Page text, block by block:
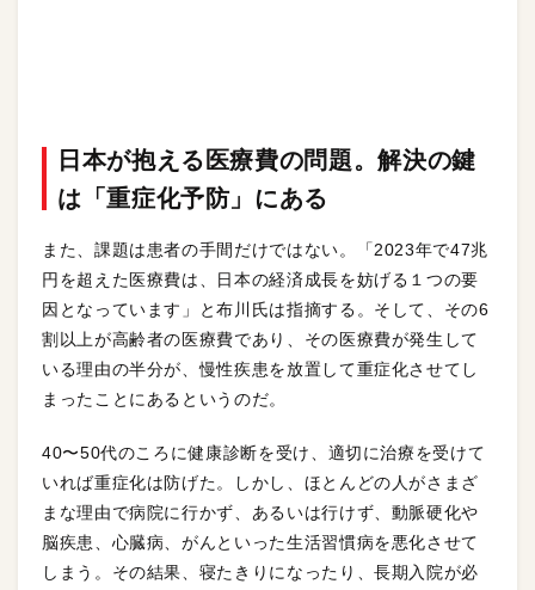
日本が抱える医療費の問題。解決の鍵
は「重症化予防」にある
また、課題は患者の手間だけではない。「2023年で47兆
円を超えた医療費は、日本の経済成長を妨げる１つの要
因となっています」と布川氏は指摘する。そして、その6
割以上が高齢者の医療費であり、その医療費が発生して
いる理由の半分が、慢性疾患を放置して重症化させてし
まったことにあるというのだ。
40〜50代のころに健康診断を受け、適切に治療を受けて
いれば重症化は防げた。しかし、ほとんどの人がさまざ
まな理由で病院に行かず、あるいは行けず、動脈硬化や
脳疾患、心臓病、がんといった生活習慣病を悪化させて
しまう。その結果、寝たきりになったり、長期入院が必